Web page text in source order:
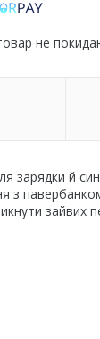
не
й
з
зайвих